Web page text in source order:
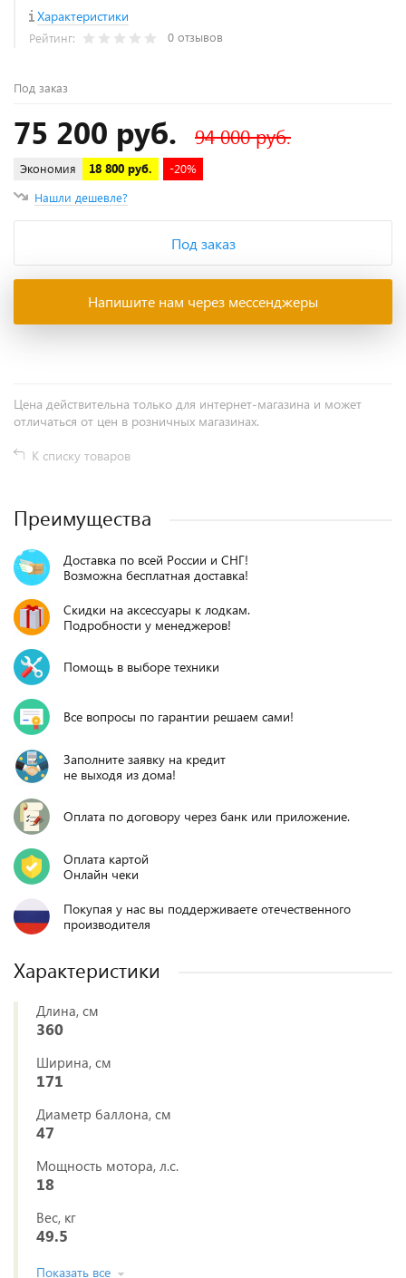
Характеристики
Рейтинг: 0 отзывов
Под заказ
75 200 руб. 94 000 руб.
Экономия 18 800 руб.
-20%
Нашли дешевле?
Под заказ
Напишите нам через мессенджеры
Цена действительна только для интернет-магазина и может
отличаться от цен в розничных магазинах.
К списку товаров
Преимущества
Доставка по всей России и СНГ!
Возможна бесплатная доставка!
Скидки на аксессуары к лодкам.
Подробности у менеджеров!
Помощь в выборе техники
Все вопросы по гарантии решаем сами!
Заполните заявку на кредит
не выходя из дома!
Оплата по договору через банк или приложение.
Оплата картой
Онлайн чеки
Покупая у нас вы поддерживаете отечественного
производителя
Характеристики
Длина, см
360
Ширина, см
171
Диаметр баллона, см
47
Мощность мотора, л.с.
18
Вес, кг
49.5
Показать все